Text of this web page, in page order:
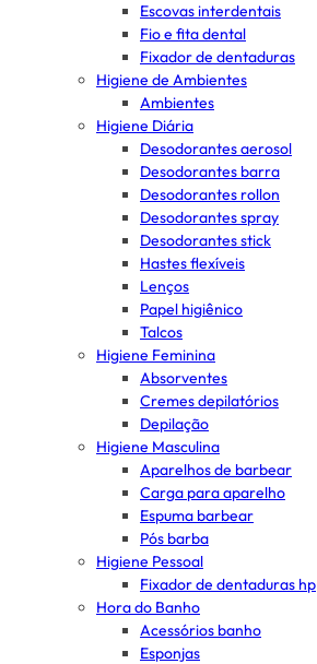
Escovas interdentais
Fio e fita dental
Fixador de dentaduras
Higiene de Ambientes
Ambientes
Higiene Diária
Desodorantes aerosol
Desodorantes barra
Desodorantes rollon
Desodorantes spray
Desodorantes stick
Hastes flexíveis
Lenços
Papel higiênico
Talcos
Higiene Feminina
Absorventes
Cremes depilatórios
Depilação
Higiene Masculina
Aparelhos de barbear
Carga para aparelho
Espuma barbear
Pós barba
Higiene Pessoal
Fixador de dentaduras hp
Hora do Banho
Acessórios banho
Esponjas